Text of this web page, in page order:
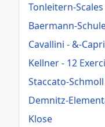
Tonleitern-Scales
Baermann-
Cavallini - &-
Kellner - 12
Staccato-Schmoll
Demnitz-
Klose